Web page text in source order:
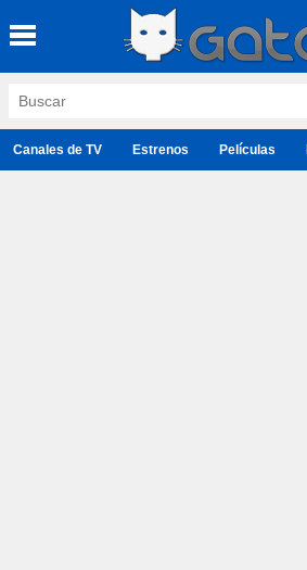
Canales de TV Estrenos Películas